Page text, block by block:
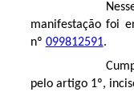
manifestação foi
nº 099812591.
pelo artigo 1º,